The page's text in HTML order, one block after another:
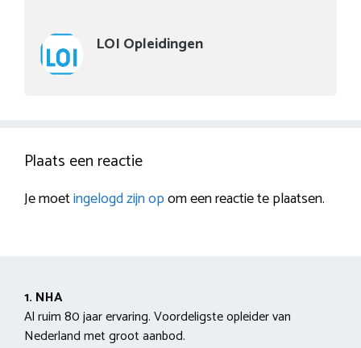
LOI Opleidingen
Plaats een reactie
Je moetingelogd zijn opom een reactie te plaatsen.
1. NHA
Al ruim 80 jaar ervaring. Voordeligste opleider van
Nederland met groot aanbod.